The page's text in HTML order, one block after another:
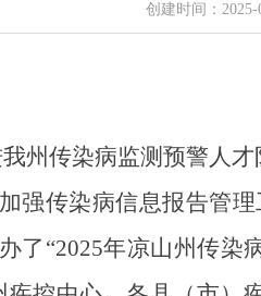
创建时间： 2025-
州传染病监测预警人
强传染病信息报告管
了 “2025年凉山州传染